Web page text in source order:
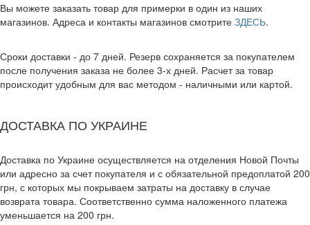
Вы можете заказать товар для примерки в один из наших
магазинов. Адреса и контакты магазинов смотрите ЗДЕСЬ.
Сроки доставки - до 7 дней. Резерв сохраняется за покупателем
после получения заказа не более 3-х дней. Расчет за товар
происходит удобным для вас методом - наличными или картой.
ДОСТАВКА ПО УКРАИНЕ
Доставка по Украине осуществляется на отделения Новой Почты
или адресно за счет покупателя и с обязательной предоплатой 200
грн, с которых мы покрываем затраты на доставку в случае
возврата товара. Соответственно сумма наложенного платежа
уменьшается на 200 грн.